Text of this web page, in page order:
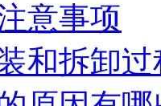
意事项
和拆卸过